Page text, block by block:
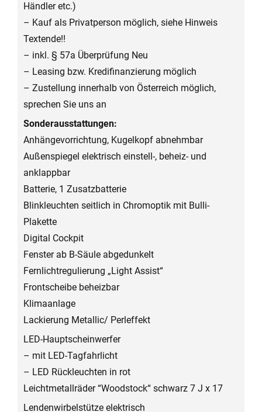
Händler etc.)
– Kauf als Privatperson möglich, siehe Hinweis
Textende!!
– inkl. § 57a Überprüfung Neu
– Leasing bzw. Kredifinanzierung möglich
– Zustellung innerhalb von Österreich möglich,
sprechen Sie uns an
Sonderausstattungen:
Anhängevorrichtung, Kugelkopf abnehmbar
Außenspiegel elektrisch einstell-, beheiz- und
anklappbar
Batterie, 1 Zusatzbatterie
Blinkleuchten seitlich in Chromoptik mit Bulli-
Plakette
Digital Cockpit
Fenster ab B-Säule abgedunkelt
Fernlichtregulierung „Light Assist“
Frontscheibe beheizbar
Klimaanlage
Lackierung Metallic/ Perleffekt
LED-Hauptscheinwerfer
– mit LED-Tagfahrlicht
– LED Rückleuchten in rot
Leichtmetallräder “Woodstock“ schwarz 7 J x 17
Lendenwirbelstütze elektrisch